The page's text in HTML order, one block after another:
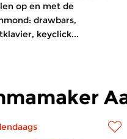
op en met de
drawbars,
keyclick...